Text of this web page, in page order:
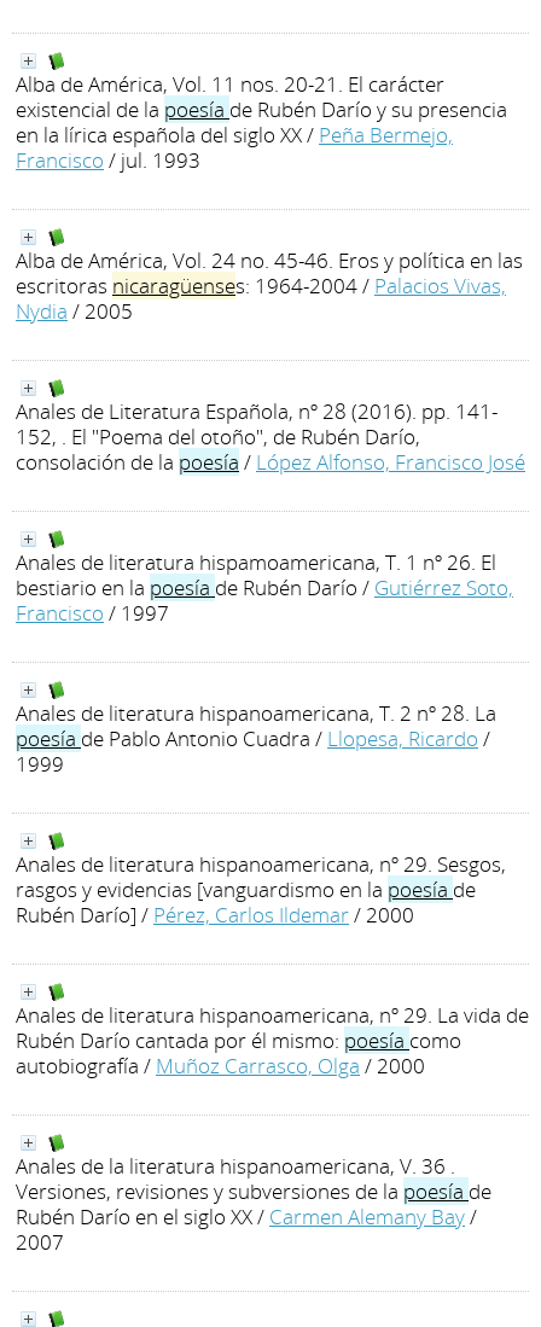
Alba de América, Vol. 11 nos. 20-21. El carácter
existencial de la poesía de Rubén Darío y su presencia
en la lírica española del siglo XX/ Peña Bermejo,
Francisco / jul. 1993
Alba de América, Vol. 24 no. 45-46. Eros y política en las
escritoras nicaragüenses: 1964-2004/ Palacios Vivas,
Nydia / 2005
Anales de Literatura Española, nº 28 (2016). pp. 141-
152, . El "Poema del otoño", de Rubén Darío,
consolación de la poesía / López Alfonso, Francisco José
Anales de literatura hispamoamericana, T. 1 nº 26. El
bestiario en la poesía de Rubén Darío / Gutiérrez Soto,
Francisco / 1997
Anales de literatura hispanoamericana, T. 2 nº 28. La
poesía de Pablo Antonio Cuadra / Llopesa, Ricardo /
1999
Anales de literatura hispanoamericana, nº 29. Sesgos,
rasgos y evidencias [vanguardismo en la poesía de
Rubén Darío] / Pérez, Carlos Ildemar/ 2000
Anales de literatura hispanoamericana, nº 29. La vida de
Rubén Darío cantada por él mismo: poesía como
autobiografía / Muñoz Carrasco, Olga / 2000
Anales de la literatura hispanoamericana, V. 36 .
Versiones, revisiones y subversiones de la poesía de
Rubén Darío en el siglo XX/ Carmen Alemany Bay/
2007